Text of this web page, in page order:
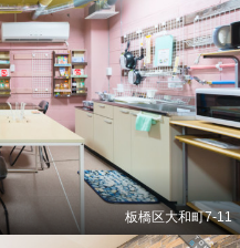
板橋区大和町7-11